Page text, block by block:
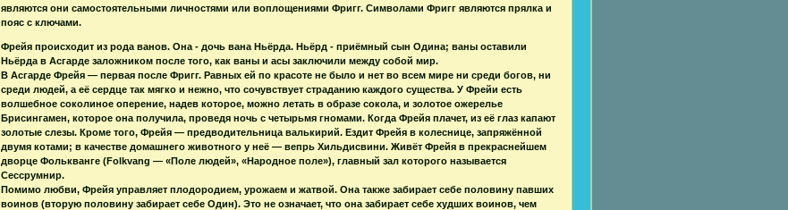
являются они самостоятельными личностями или воплощениями Фригг. Символами Фригг являются прялка и
пояс с ключами.
Фрейя происходит из рода ванов. Она - дочь вана Ньёрда. Ньёрд - приёмный сын Одина; ваны оставили
Ньёрда в Асгарде заложником после того, как ваны и асы заключили между собой мир.
В Асгарде Фрейя — первая после Фригг. Равных ей по красоте не было и нет во всем мире ни среди богов, ни
среди людей, а её сердце так мягко и нежно, что сочувствует страданию каждого существа. У Фрейи есть
волшебное соколиное оперение, надев которое, можно летать в образе сокола, и золотое ожерелье
Брисингамен, которое она получила, проведя ночь с четырьмя гномами. Когда Фрейя плачет, из её глаз капают
золотые слезы. Кроме того, Фрейя — предводительница валькирий. Ездит Фрейя в колеснице, запряжённой
двумя котами; в качестве домашнего животного у неё — вепрь Хильдисвини. Живёт Фрейя в прекраснейшем
дворце Фолькванге (Folkvang — «Поле людей», «Народное поле»), главный зал которого называется
Сессрумнир.
Помимо любви, Фрейя управляет плодородием, урожаем и жатвой. Она также забирает себе половину павших
воинов (вторую половину забирает себе Один). Это не означает, что она забирает себе худших воинов, чем